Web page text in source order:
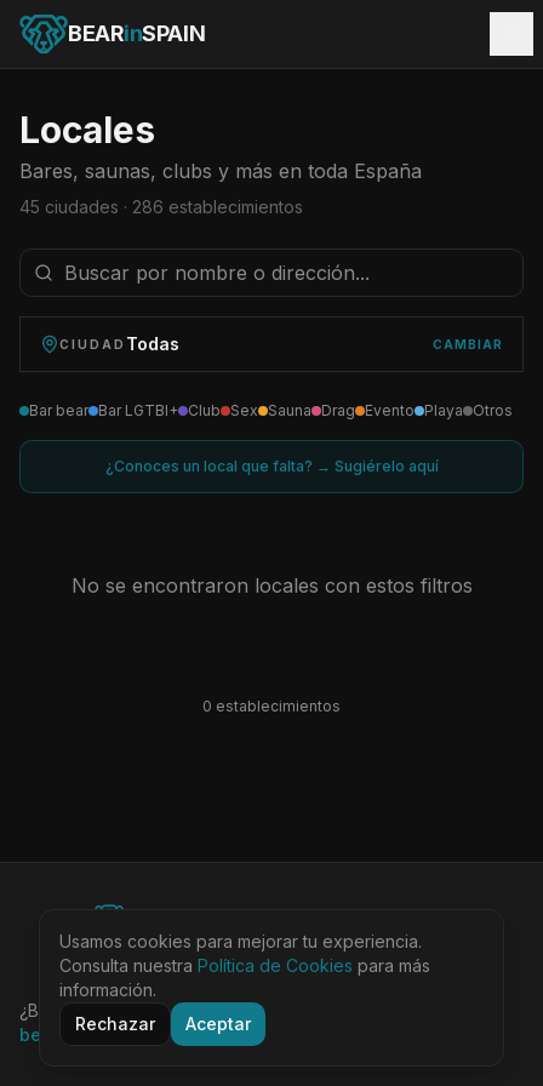
BEARinSPAIN
Locales
Bares, saunas, clubs y más en toda España
45 ciudades · 286 establecimientos
CIUDAD Todas CAMBIAR
Bar bear Bar LGTBI+ Club Sex Sauna Drag Evento Playa Otros
¿Conoces un local que falta? → Sugiérelo aquí
No se encontraron locales con estos filtros
0 establecimientos
©
Ciudades LocalesAgenda TiendaMás
Aviso LegalPrivacidad CookiesTérminos
¿Buscas la guía completa de Barcelona?
bearinbcn.com
Usamos cookies para mejorar tu experiencia.
Consulta nuestra Política de Cookies para más
información.
Rechazar
Aceptar